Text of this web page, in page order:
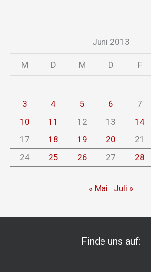
Juni 2013
M D M D F
3
4 5 6 7
10
11 12 13 14
17
18 19 20 21
24
25 26 27 28
« Mai Juli »
Finde uns auf: